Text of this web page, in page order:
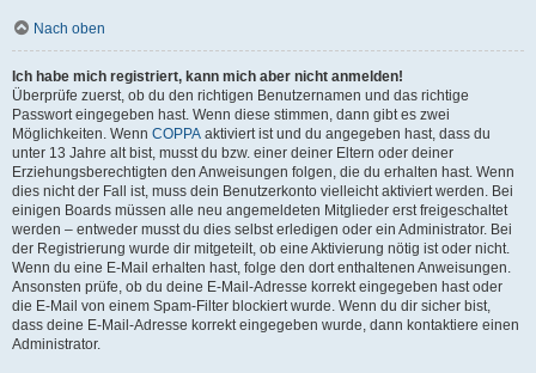
Nach oben
Ich habe mich registriert, kann mich aber nicht anmelden!
Überprüfe zuerst, ob du den richtigen Benutzernamen und das richtige
Passwort eingegeben hast. Wenn diese stimmen, dann gibt es zwei
Möglichkeiten. Wenn COPPA aktiviert ist und du angegeben hast, dass du
unter 13 Jahre alt bist, musst du bzw. einer deiner Eltern oder deiner
Erziehungsberechtigten den Anweisungen folgen, die du erhalten hast. Wenn
dies nicht der Fall ist, muss dein Benutzerkonto vielleicht aktiviert werden. Bei
einigen Boards müssen alle neu angemeldeten Mitglieder erst freigeschaltet
werden – entweder musst du dies selbst erledigen oder ein Administrator. Bei
der Registrierung wurde dir mitgeteilt, ob eine Aktivierung nötig ist oder nicht.
Wenn du eine E-Mail erhalten hast, folge den dort enthaltenen Anweisungen.
Ansonsten prüfe, ob du deine E-Mail-Adresse korrekt eingegeben hast oder
die E-Mail von einem Spam-Filter blockiert wurde. Wenn du dir sicher bist,
dass deine E-Mail-Adresse korrekt eingegeben wurde, dann kontaktiere einen
Administrator.